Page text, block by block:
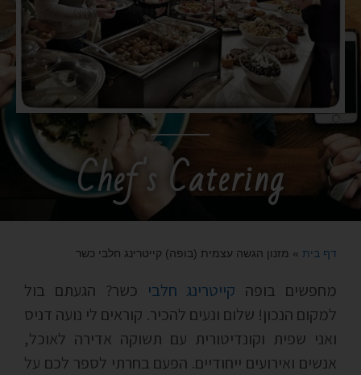
Chef's Catering
דף בית » מזנון הגשה עצמית (בופה) קייטרינג חלבי כשר
מחפשים בופה קייטרינג חלבי כשר? הגעתם בול
למקום הנכון! שלום ונעים להכיר. קוראים לי נועה דניס
ואני שפית וקונדיטורית עם תשוקה אדירה לאוכל,
אנשים ואירועים ייחודיים. הפעם בחרתי לספר לכם על